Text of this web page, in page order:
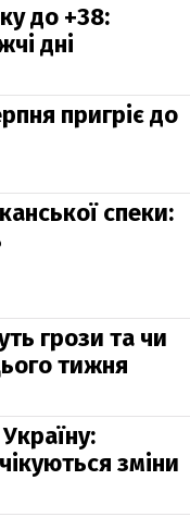
до +38:
дні
пригріє до
спеки:
грози та чи
тижня
зміни